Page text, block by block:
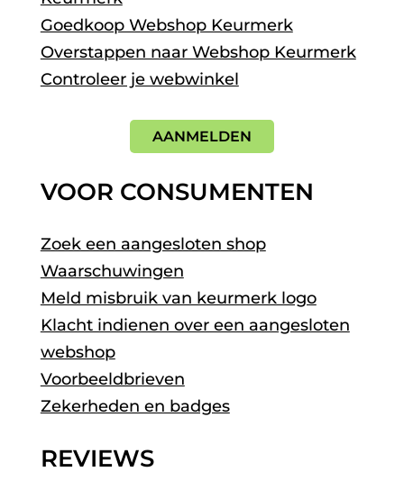
Goedkoop Webshop Keurmerk
Overstappen naar Webshop Keurmerk
Controleer je webwinkel
AANMELDEN
VOOR CONSUMENTEN
Zoek een aangesloten shop
Waarschuwingen
Meld misbruik van keurmerk logo
Klacht indienen over een aangesloten
webshop
Voorbeeldbrieven
Zekerheden en badges
REVIEWS